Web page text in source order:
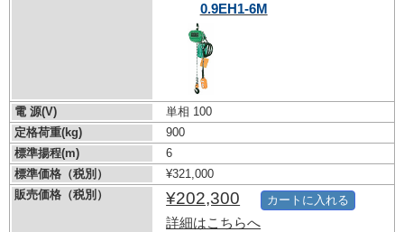
0.9EH1-6M
電 源(V)
単相 100
定格荷重(kg)
900
標準揚程(m)
6
標準価格（税別）
¥321,000
販売価格（税別）
¥202,300
詳細はこちらへ
カートに入れる